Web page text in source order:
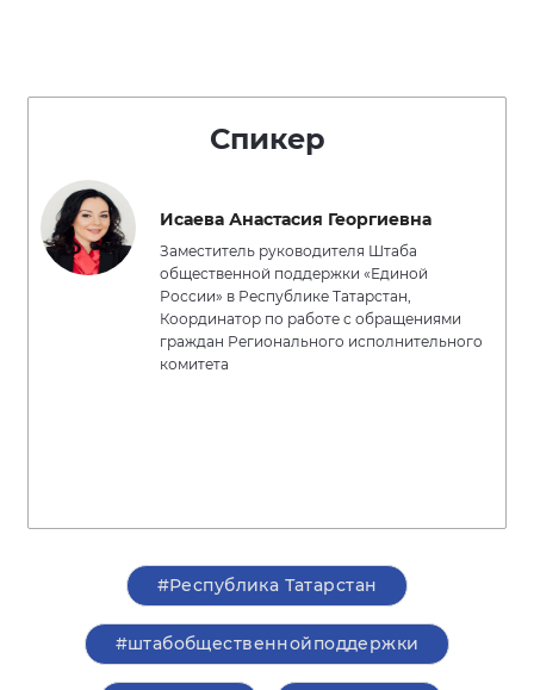
Спикер
Исаева Анастасия Георгиевна
Заместитель руководителя Штаба
общественной поддержки «Единой
России» в Республике Татарстан,
Координатор по работе с обращениями
граждан Регионального исполнительного
комитета
#Республика Татарстан
#штабобщественнойподдержки